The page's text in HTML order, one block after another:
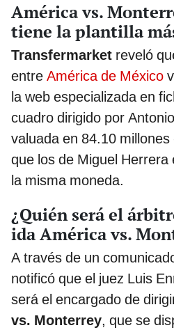
América vs.
tiene la plantilla
Transfermarket reveló
entre América de México
la web especializada en
cuadro dirigido por
valuada en 84.10
que los de Miguel
la misma moneda.
¿Quién será el
ida América vs.
A través de un
notificó que el juez Luis
será el encargado de
vs. Monterrey, que se